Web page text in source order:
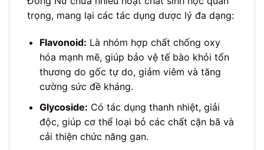
trọng, mang lại các tác dụng dược lý đa dạng:
Flavonoid: Là nhóm hợp chất chống oxy
hóa mạnh mẽ, giúp bảo vệ tế bào khỏi tổn
thương do gốc tự do, giảm viêm và tăng
cường sức đề kháng.
Glycoside: Có tác dụng thanh nhiệt, giải
độc, giúp cơ thể loại bỏ các chất cặn bã và
cải thiện chức năng gan.